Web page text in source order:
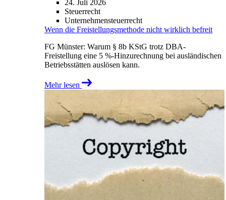
24. Juli 2026
Steuerrecht
Unternehmensteuerrecht
Wenn die Freistellungsmethode nicht wirklich befreit
FG Münster: Warum § 8b KStG trotz DBA-
Freistellung eine 5 %-Hinzurechnung bei ausländischen
Betriebsstätten auslösen kann.
Mehr lesen